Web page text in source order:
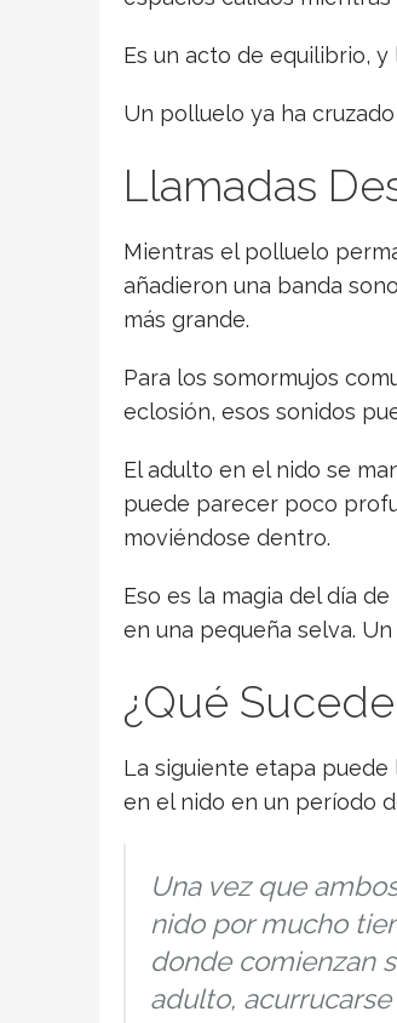
Es un acto de equilibrio,
Un polluelo ya ha
Llamadas
Mientras el polluelo
añadieron una banda
más grande.
Para los somormujos
eclosión, esos sonidos
El adulto en el nido se
puede parecer poco
moviéndose dentro.
Eso es la magia del día
en una pequeña selva.
¿Qué
La siguiente etapa
en el nido en un período
Una vez que
nido por mucho
donde comienzan
adulto,